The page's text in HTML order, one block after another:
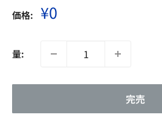
価格: 販
売
格
¥0
量:
完売